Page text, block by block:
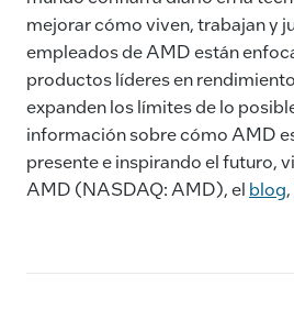
mejorar cómo viven, trabajan y
empleados de AMD están
productos líderes en
expanden los límites de lo
información sobre cómo AMD
presente e inspirando el futuro,
AMD (NASDAQ: AMD), el blog,